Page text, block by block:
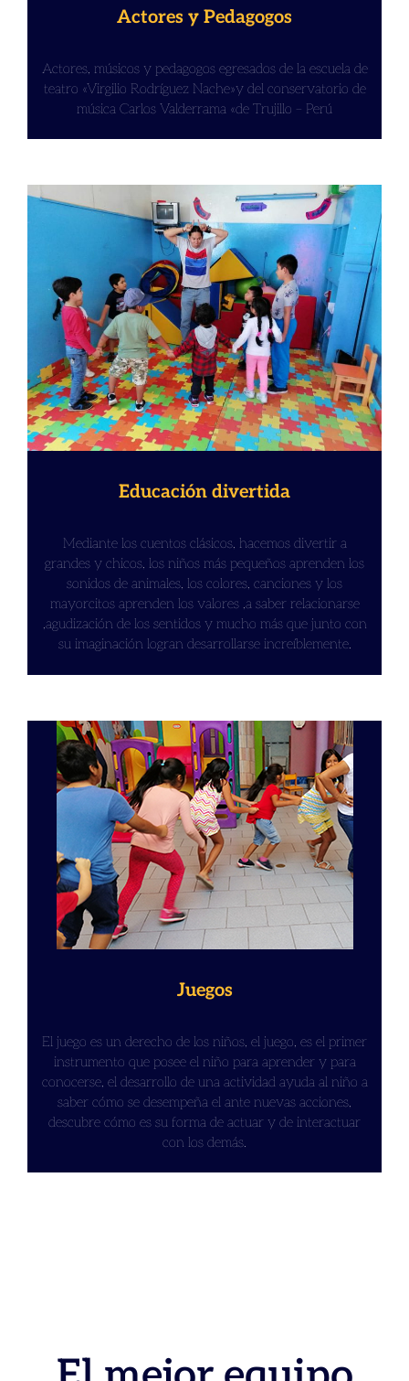
Actores y Pedagogos
Actores, músicos y pedagogos egresados de la escuela de
teatro «Virgilio Rodríguez Nache»y del conservatorio de
música Carlos Valderrama «de Trujillo – Perú
Educación divertida
Mediante los cuentos clásicos, hacemos divertir a
grandes y chicos, los niños más pequeños aprenden los
sonidos de animales, los colores, canciones y los
mayorcitos aprenden los valores ,a saber relacionarse
,agudización de los sentidos y mucho más que junto con
su imaginación logran desarrollarse increíblemente.
Juegos
El juego es un derecho de los niños, el juego, es el primer
instrumento que posee el niño para aprender y para
conocerse, el desarrollo de una actividad ayuda al niño a
saber cómo se desempeña el ante nuevas acciones,
descubre cómo es su forma de actuar y de interactuar
con los demás.